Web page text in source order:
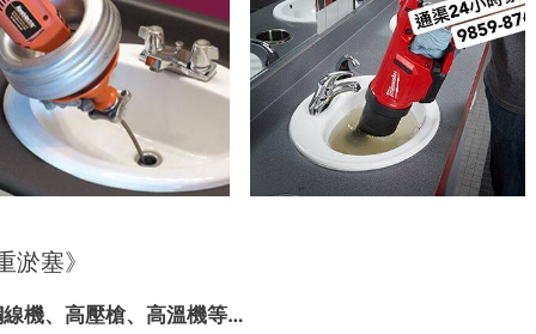
塞》
機、高壓槍、高溫機等…